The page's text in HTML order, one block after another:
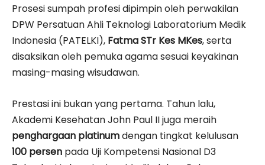
Prosesi sumpah profesi dipimpin oleh perwakilan
DPW Persatuan Ahli Teknologi Laboratorium Medik
Indonesia (PATELKI), Fatma STr Kes MKes, serta
disaksikan oleh pemuka agama sesuai keyakinan
masing-masing wisudawan.
Prestasi ini bukan yang pertama. Tahun lalu,
Akademi Kesehatan John Paul II juga meraih
penghargaan platinumdengan tingkat kelulusan
100 persen pada Uji Kompetensi Nasional D3